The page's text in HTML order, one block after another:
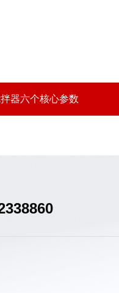
器六个核心参数